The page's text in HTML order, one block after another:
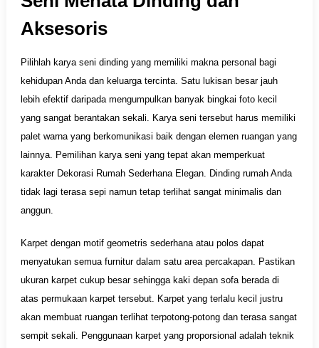
Aksesoris
Pilihlah karya seni dinding yang memiliki makna personal bagi
kehidupan Anda dan keluarga tercinta. Satu lukisan besar jauh
lebih efektif daripada mengumpulkan banyak bingkai foto kecil
yang sangat berantakan sekali. Karya seni tersebut harus memiliki
palet warna yang berkomunikasi baik dengan elemen ruangan yang
lainnya. Pemilihan karya seni yang tepat akan memperkuat
karakter Dekorasi Rumah Sederhana Elegan. Dinding rumah Anda
tidak lagi terasa sepi namun tetap terlihat sangat minimalis dan
anggun.
Karpet dengan motif geometris sederhana atau polos dapat
menyatukan semua furnitur dalam satu area percakapan. Pastikan
ukuran karpet cukup besar sehingga kaki depan sofa berada di
atas permukaan karpet tersebut. Karpet yang terlalu kecil justru
akan membuat ruangan terlihat terpotong-potong dan terasa sangat
sempit sekali. Penggunaan karpet yang proporsional adalah teknik